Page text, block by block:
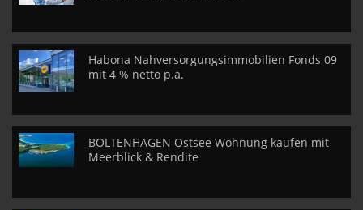
Habona Nahversorgungsimmobilien Fonds 09
mit 4 % netto p.a.
BOLTENHAGEN Ostsee Wohnung kaufen mit
Meerblick & Rendite